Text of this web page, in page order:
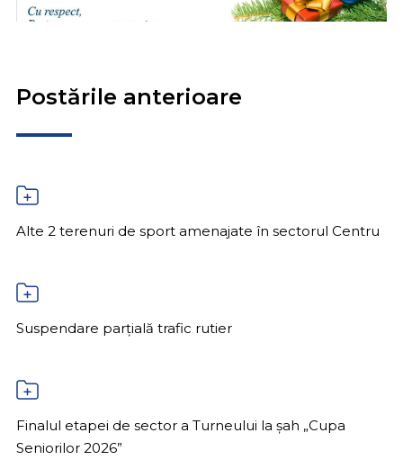
Postările anterioare
Alte 2 terenuri de sport amenajate în sectorul Centru
Suspendare parțială trafic rutier
Finalul etapei de sector a Turneului la șah „Cupa
Seniorilor 2026”